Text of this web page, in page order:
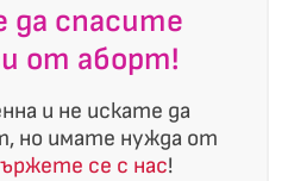
да спасите
от аборт!
и не искате да
но имате нужда от
се с нас!